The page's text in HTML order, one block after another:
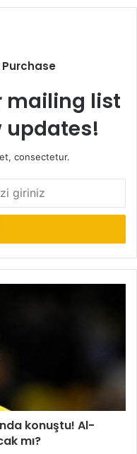
mailing list
updates!
consectetur.
konuştu! Al-
mı?